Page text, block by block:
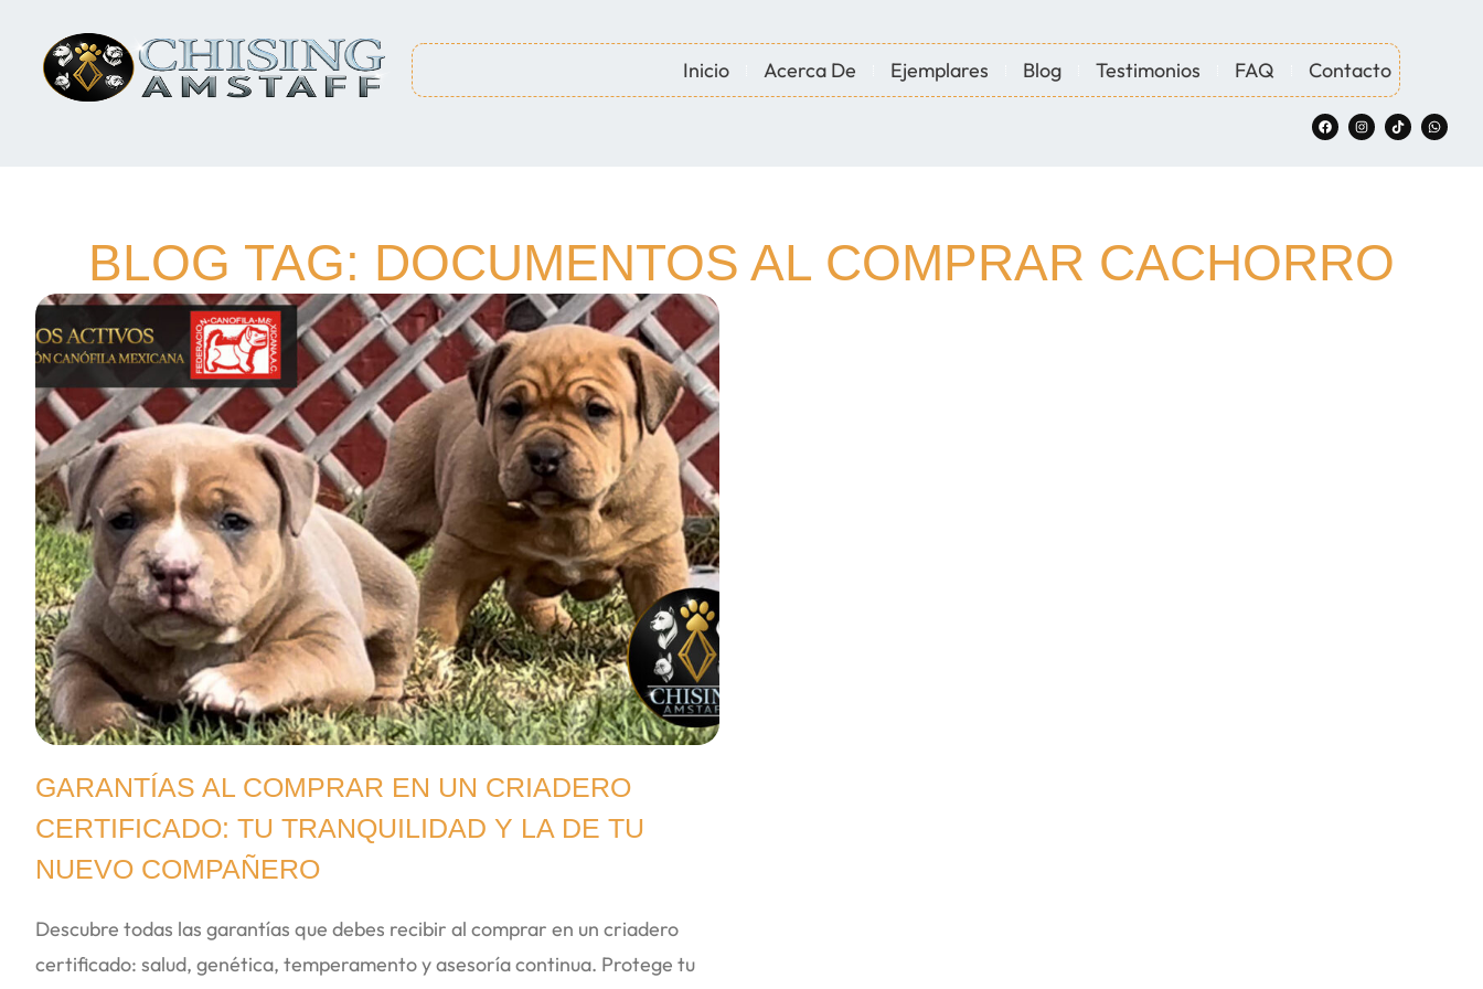
Inicio Acerca De Ejemplares Blog Testimonios FAQ Contacto
BLOG TAG: DOCUMENTOS AL COMPRAR CACHORRO
GARANTÍAS AL COMPRAR EN UN CRIADERO
CERTIFICADO: TU TRANQUILIDAD Y LA DE TU
NUEVO COMPAÑERO
Descubre todas las garantías que debes recibir al comprar en un criadero
certificado: salud, genética, temperamento y asesoría continua. Protege tu